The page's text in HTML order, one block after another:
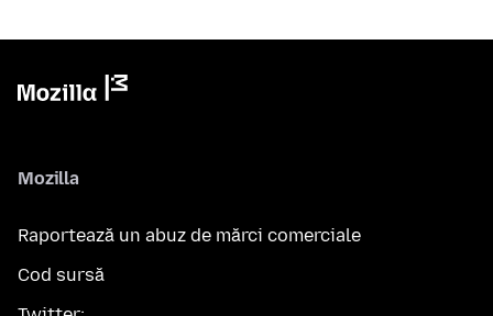
Mozilla
Raportează un abuz de mărci comerciale
Cod sursă